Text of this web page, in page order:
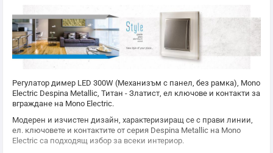
Регулатор димер LED 300W (Механизъм с панел, без рамка), Mono
Electric Despina Metallic, Титан - Златист, ел ключове и контакти за
вграждане на Mono Electric.
Модерен и изчистен дизайн, характеризиращ се с прави линии,
ел. ключовете и контактите от серия Despina Metallic на Mono
Electric са подходящ избор за всеки интериор.